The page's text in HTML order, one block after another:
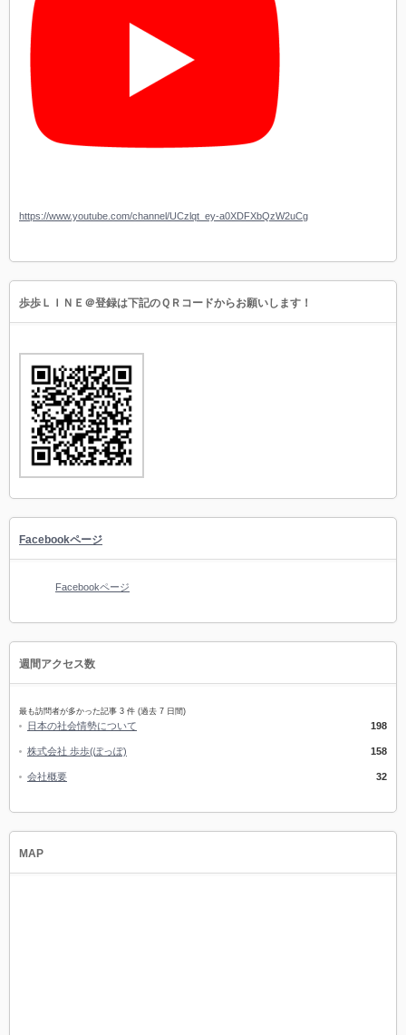
https://www.youtube.com/channel/UCzlqt_ey-a0XDFXbQzW2uCg
歩歩ＬＩＮＥ＠登録は下記のＱＲコードからお願いします！
Facebookページ
Facebookページ
週間アクセス数
最も訪問者が多かった記事 3 件 (過去 7 日間)
日本の社会情勢について 198
株式会社 歩歩(ぽっぽ) 158
会社概要 32
MAP